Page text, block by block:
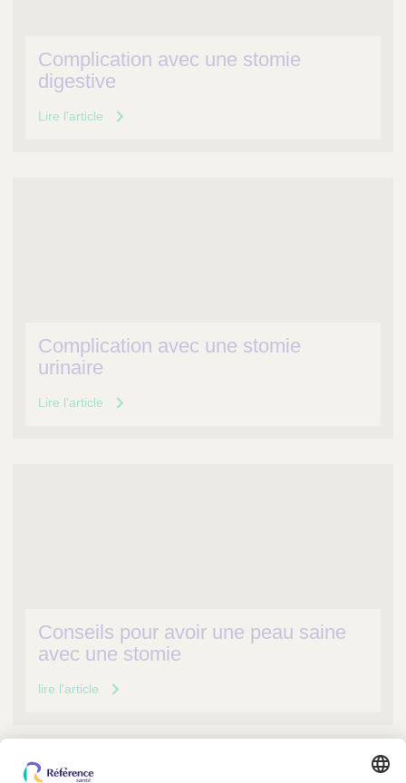
Complication avec une stomie
digestive
Lire l'article
Complication avec une stomie
urinaire
Lire l'article
Conseils pour avoir une peau saine
avec une stomie
lire l'article